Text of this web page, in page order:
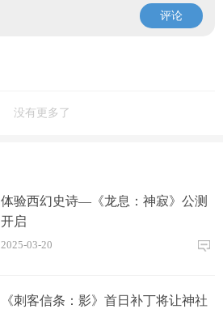
评论
没有更多了
体验西幻史诗—《龙息：神寂》公测
开启
2025-03-20
《刺客信条：影》首日补丁将让神社